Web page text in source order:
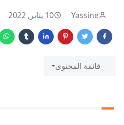
Yassine 10 يناير, 2022
قائمة المحتوى